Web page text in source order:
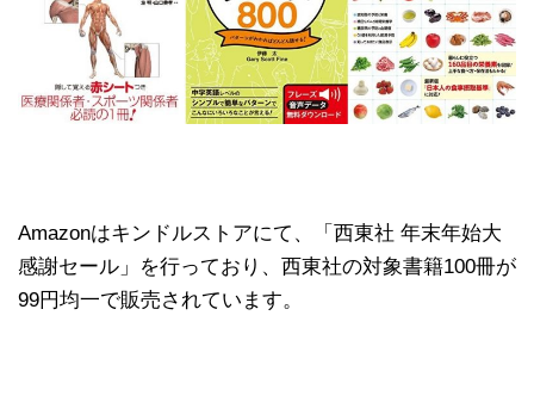
Amazonはキンドルストアにて、「西東社 年末年始大
感謝セール」を行っており、西東社の対象書籍100冊が
99円均一で販売されています。